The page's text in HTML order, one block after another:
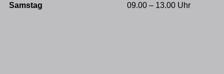
Samstag
09.00 – 13.00 Uhr